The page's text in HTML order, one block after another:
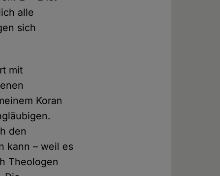
alle
sich
mit
Koran
den
kann – weil es
Theologen